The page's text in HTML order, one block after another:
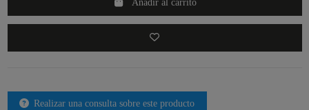
Añadir al carrito
Realizar una consulta sobre este producto